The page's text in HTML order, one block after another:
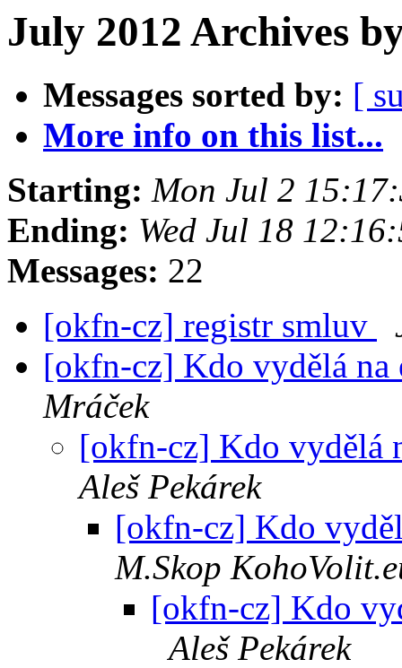
July 2012 Archives
Messages sorted by: [
More info on this list...
Starting: Mon Jul 2
Ending: Wed Jul 18
Messages: 22
[okfn-cz] registr smluv
[okfn-cz] Kdo vydělá
Mráček
[okfn-cz] Kdo vydělá
Aleš Pekárek
[okfn-cz] Kdo
M.Skop
[okfn-cz] Kdo
Aleš Pekárek